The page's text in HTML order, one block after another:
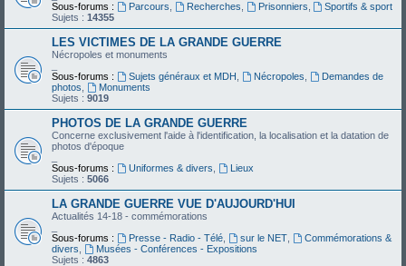
Sous-forums :
Parcours Recherches Prisonniers
Sportifs & sport
Sujets : 14355
LES VICTIMES DE LA GRANDE GUERRE
Nécropoles et monuments
Sous-forums :
Sujets généraux et MDH Nécropoles
Demandes de
photos
Monuments
Sujets : 9019
PHOTOS DE LA GRANDE GUERRE
Concerne exclusivement l'aide à l'identification, la localisation et la datation de
photos d'époque
Sous-forums :
Uniformes & divers
Lieux
Sujets : 5066
LA GRANDE GUERRE VUE D'AUJOURD'HUI
Actualités 14-18 - commémorations
Sous-forums :
Presse - Radio - Télé, sur le NET,
Commémorations &
divers
Musées - Conférences - Expositions
Sujets : 4863